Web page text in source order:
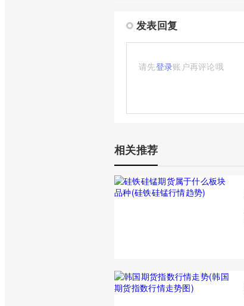
发表回复
请先登录账户再评论哦
相关推荐